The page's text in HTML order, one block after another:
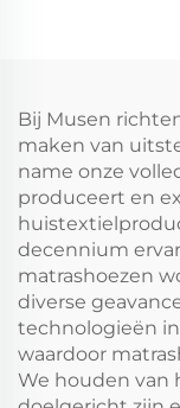
zachte
ademend
Bij Musen
maken van
name onze
produceert en
decennium
matrashoezen
diverse
technologieën
waardoor
We houden van